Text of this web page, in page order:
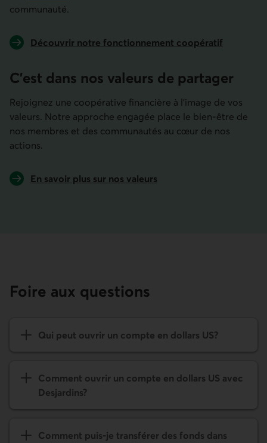
communauté.
Découvrir notre fonctionnement coopératif
C’est dans nos valeurs de partager
Rejoignez une coopérative financière à l'image de vos
valeurs. Notre approche engagée place le bien-être de
nos membres et des communautés au cœur de nos
actions.
En savoir plus sur nos valeurs
Foire aux questions
Qui peut ouvrir un compte en dollars US?
Comment ouvrir un compte en dollars US avec
Desjardins?
Comment puis-je transférer des fonds dans